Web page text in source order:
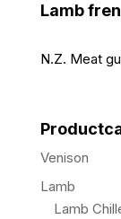
Lamb
N.Z. Meat
Venison
Lamb
Lamb